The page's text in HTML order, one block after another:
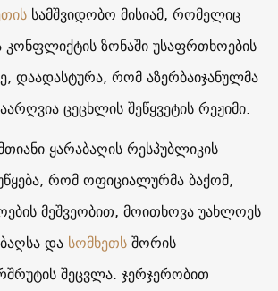
სამშვიდობო მისიამ, რომელიც
კონფლიქტის ზონაში უსაფრთხოების
დაადასტურა, რომ აზერბაიჯანულმა
ცეცხლის შეწყვეტის რეჟიმი.
ყარაბაღის რესპუბლიკის
რომ ოფიციალურმა ბაქომ,
მეშვეობით, მოითხოვა უახლოეს
და სომხეთსშორის
შეცვლა. ჯერჯერობით